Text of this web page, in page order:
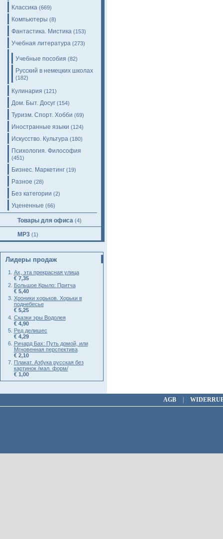
Классика (669)
Компьютеры (8)
Фантастика. Мистика (153)
Учебная литература (273)
Учебные пособия (82)
Русский в немецких школах
(182)
Кулинария (121)
Дом. Быт. Досуг (154)
Туризм. Спорт. Хобби (69)
Иностранные языки (124)
Искусство. Культура (180)
Психология. Философия
(451)
Бизнес. Маркетинг (19)
Разное (28)
Без категории (2)
Уцененные (66)
Товары для офиса (4)
MP3 (1)
Лидеры продаж
Ах, эта прекрасная улица
€ 7,35
Большое Крыло: Притча
€ 5,40
Хроники хорьков. Хорьки в
поднебесье
€ 5,25
Сказки эры Водолея
€ 4,90
Ред делишес
€ 4,29
Ричард Бах: Путь домой, или
Мгновенная перспектива
€ 2,10
Плакат. Азбука русская без
картинок /мал. форм/
€ 1,00
AGB